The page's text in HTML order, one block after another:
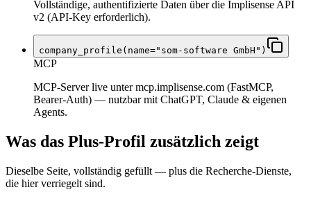
Vollständige, authentifizierte Daten über die Implisense API
v2 (API-Key erforderlich).
company_profile(name="som-software GmbH")
MCP
MCP-Server live unter mcp.implisense.com (FastMCP,
Bearer-Auth) — nutzbar mit ChatGPT, Claude & eigenen
Agents.
Was das Plus-Profil zusätzlich zeigt
Dieselbe Seite, vollständig gefüllt — plus die Recherche-Dienste,
die hier verriegelt sind.